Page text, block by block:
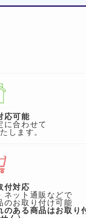
応可能
に合わせて
します。
付対応
ネット通販などで
のお取り付け可能
のある商品はお取り